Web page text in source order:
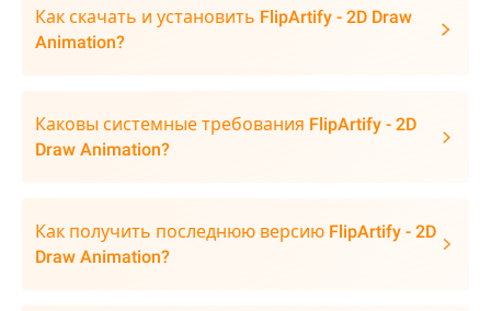
Как скачать и установить FlipArtify - 2D Draw
Animation?
Каковы системные требования FlipArtify - 2D
Draw Animation?
Как получить последнюю версию FlipArtify - 2D
Draw Animation?